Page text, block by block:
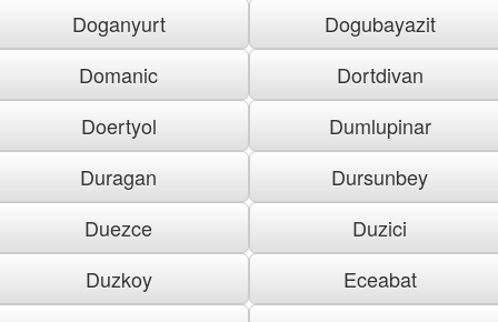
Doganyurt
Dogubayazit
Domanic
Dortdivan
Doertyol
Dumlupinar
Duragan
Dursunbey
Duezce
Duzici
Duzkoy
Eceabat